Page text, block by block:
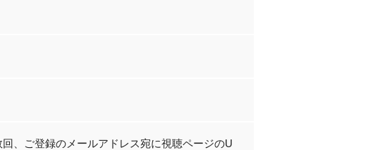
、ご登録のメールアドレス宛に視聴ページのU